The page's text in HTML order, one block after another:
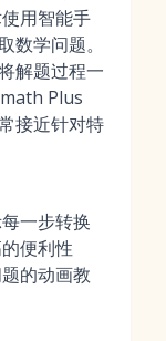
用智能手
数学问题。
解题过程一
Plus
接近针对特
一步转换
便利性
的动画教